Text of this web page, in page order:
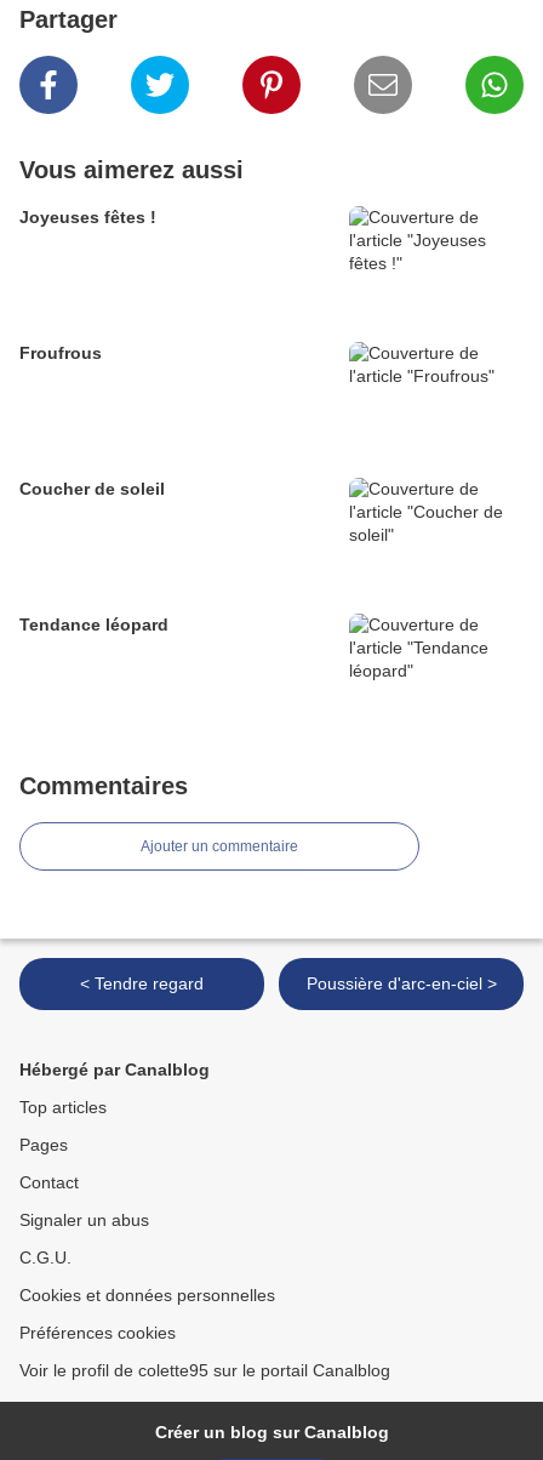
Partager
Vous aimerez aussi
Joyeuses fêtes !
Froufrous
Coucher de soleil
Tendance léopard
Commentaires
Ajouter un commentaire
< Tendre regard Poussière d'arc-en-ciel >
Hébergé par Canalblog
Top articles
Pages
Contact
Signaler un abus
C.G.U.
Cookies et données personnelles
Préférences cookies
Voir le profil de colette95 sur le portail Canalblog
Créer un blog sur Canalblog